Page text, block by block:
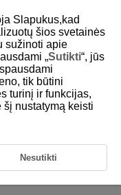
kūrimas
Slapukus,kad
šios svetainės
sužinoti apie
„Sutikti“, jūs
tik būtini
turinį ir funkcijas,
šį nustatymą keisti
Nesutikti